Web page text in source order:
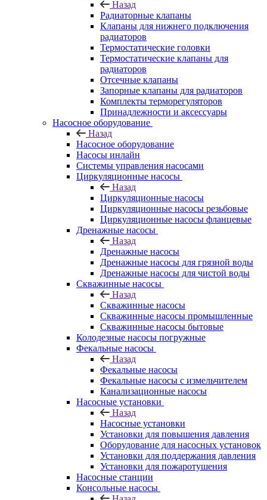
Назад
Радиаторные клапаны
Клапаны для нижнего подключения
радиаторов
Термостатические головки
Термостатические клапаны для
радиаторов
Отсечные клапаны
Запорные клапаны для радиаторов
Комплекты терморегуляторов
Принадлежности и аксессуары
Насосное оборудование
Назад
Насосное оборудование
Насосы инлайн
Системы управления насосами
Циркуляционные насосы
Назад
Циркуляционные насосы
Циркуляционные насосы резьбовые
Циркуляционные насосы фланцевые
Дренажные насосы
Назад
Дренажные насосы
Дренажные насосы для грязной воды
Дренажные насосы для чистой воды
Скважинные насосы
Назад
Скважинные насосы
Скважинные насосы промышленные
Скважинные насосы бытовые
Колодезные насосы погружные
Фекальные насосы
Назад
Фекальные насосы
Фекальные насосы с измельчителем
Канализационные насосы
Насосные установки
Назад
Насосные установки
Установки для повышения давления
Оборудование для насосных установок
Установки для поддержания давления
Установки для пожаротушения
Насосные станции
Консольные насосы